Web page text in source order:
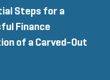
Steps for a
Finance
of a Carved-Out